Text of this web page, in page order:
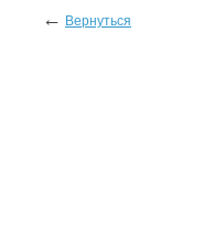
← Вернуться